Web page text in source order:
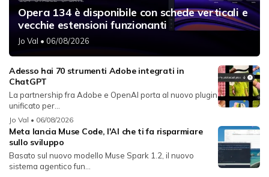
Opera 134 è disponibile con schede verticali e
vecchie estensioni funzionanti
Jo Val • 06/08/2026
Adesso hai 70 strumenti Adobe integrati in
ChatGPT
La partnership fra Adobe e OpenAI porta al nuovo plugin
unificato per...
Jo Val • 06/08/2026
Meta lancia Muse Code, l'AI che ti fa risparmiare
sullo sviluppo
Basato sul nuovo modello Muse Spark 1.2, il nuovo
sistema agentico fun...